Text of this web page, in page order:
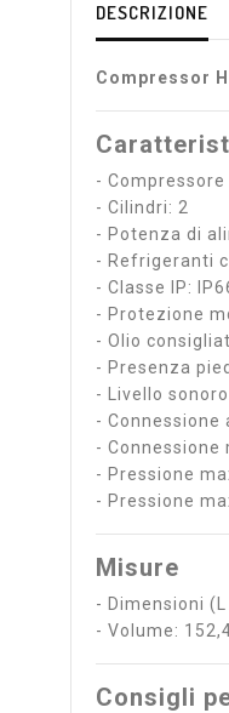
DESCRIZIONE
Compressor
-
- Cilindri: 2
- Potenza di
- Refrigeranti
- Classe IP:
- Protezione
- Olio
- Presenza
- Livello
-
-
- Pressione
- Pressione
Misure
- Dimensioni
- Volume:
Consigli